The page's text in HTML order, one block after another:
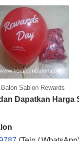
Balon Sablon Rewards
Dapatkan Harga